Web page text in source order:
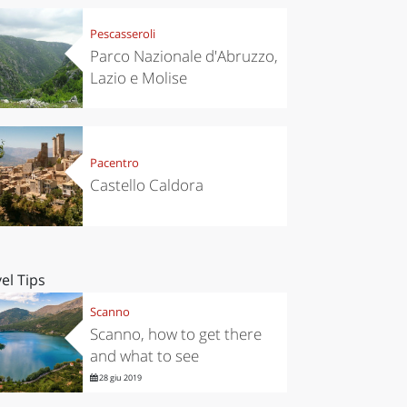
Pescasseroli
Parco Nazionale d'Abruzzo,
Lazio e Molise
Pacentro
Castello Caldora
Tips
Scanno
Scanno, how to get there
and what to see
28 giu 2019